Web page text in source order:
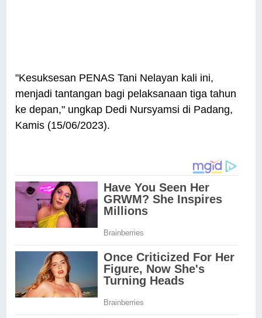
"Kesuksesan PENAS Tani Nelayan kali ini,
menjadi tantangan bagi pelaksanaan tiga tahun
ke depan," ungkap Dedi Nursyamsi di Padang,
Kamis (15/06/2023).